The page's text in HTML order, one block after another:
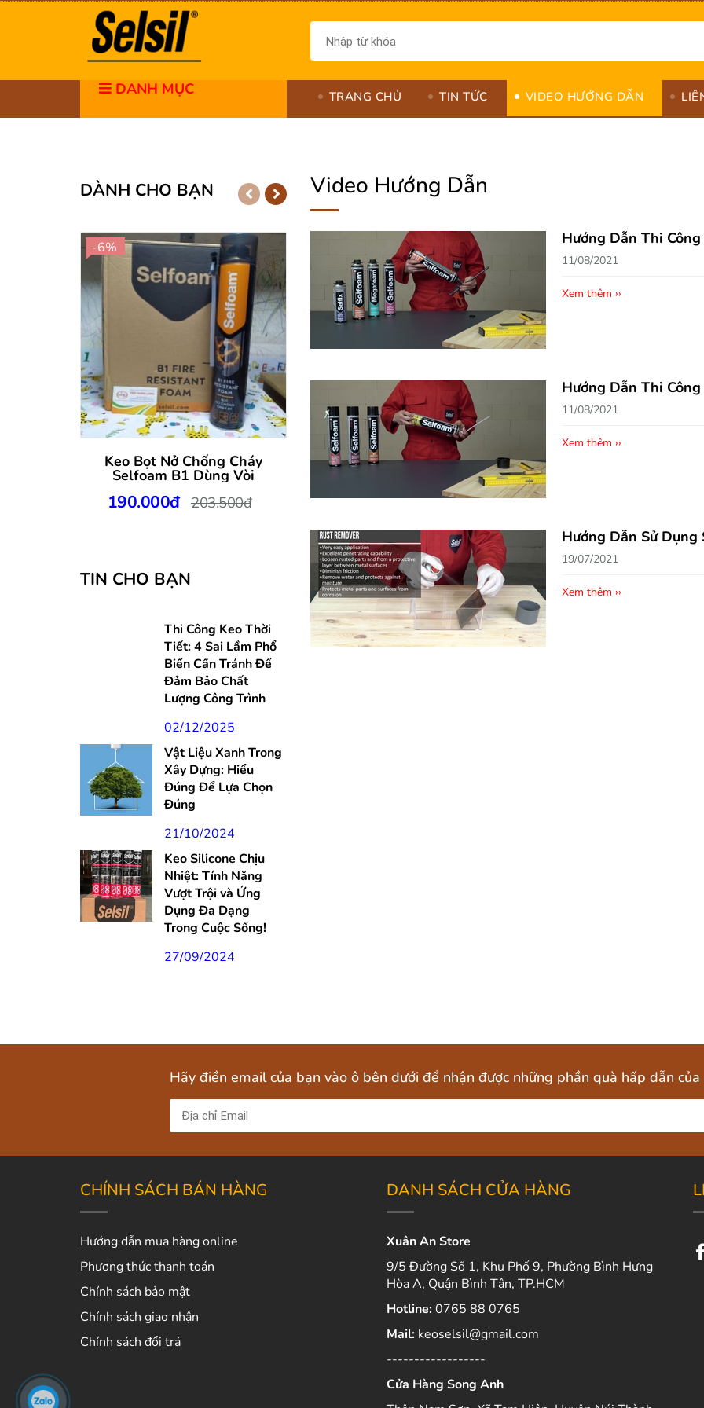
DANH MỤC TRANG CHỦ TIN TỨC VIDEO HƯỚNG DẪN
Video Hướng Dẫn
Hướng Dẫn Thi
11/08/2021
Xem thêm ››
Hướng Dẫn Thi
11/08/2021
Xem thêm ››
Hướng Dẫn Sử Dụng
19/07/2021
Xem thêm ››
DÀNH CHO BẠN
-6%
Keo Bọt Nở Chống Cháy
Selfoam B1 Dùng Vòi
190.000đ 203.500đ
Keo Bọt Nở Chống Cháy
Selfoam B1 Dùng Súng
190.000đ 203.500đ
-9%
Keo Bọt Nở Selfoam
TIN CHO BẠN
Thi Công Keo Thời
Tiết: 4 Sai Lầm Phổ
Biến Cần Tránh Để
Đảm Bảo Chất
Lượng Công Trình
02/12/2025
Vật Liệu Xanh Trong
Xây Dựng: Hiểu
Đúng Để Lựa Chọn
Đúng
21/10/2024
Keo Silicone Chịu
Nhiệt: Tính Năng
Vượt Trội và Ứng
Dụng Đa Dạng
Trong Cuộc Sống!
27/09/2024
Hãy điền email của bạn vào ô bên dưới để nhận được những phần quà hấp dẫn của
CHÍNH SÁCH BÁN HÀNG
Hướng dẫn mua hàng online
Phương thức thanh toán
Chính sách bảo mật
Chính sách giao nhận
Chính sách đổi trả
DANH SÁCH CỬA HÀNG
Xuân An Store
9/5 Đường Số 1, Khu Phố 9, Phường Bình Hưng
Hòa A, Quận Bình Tân, TP.HCM
Hotline:0765 88 0765
Mail:keoselsil@gmail.com
------------------
Cửa Hàng Song Anh